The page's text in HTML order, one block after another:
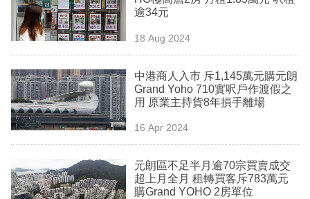
逾34元
18 Aug 2024
中港商人入市 斥1,145萬元購元朗
Grand Yoho 710實呎戶作渡假之
用 原業主持貨8年損手離場
16 Apr 2024
元朗區不足半月逾70宗買賣成交
超上月全月 租轉買客斥783萬元
購Grand YOHO 2房單位